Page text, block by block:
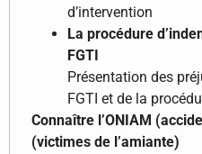
d’intervention
La procédure
FGTI
Présentation des
FGTI et de la
Connaître l’ONIAM
(victimes de l’amiante)